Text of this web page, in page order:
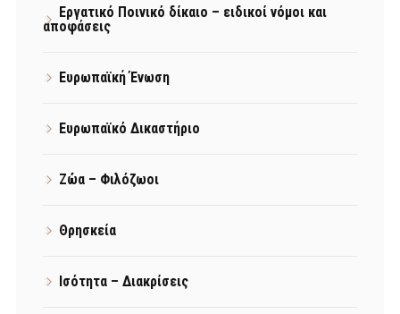
Εργατικό Ποινικό δίκαιο – ειδικοί νόμοι και
αποφάσεις
Ευρωπαϊκή Ένωση
Ευρωπαϊκό Δικαστήριο
Ζώα – Φιλόζωοι
Θρησκεία
Ισότητα – Διακρίσεις